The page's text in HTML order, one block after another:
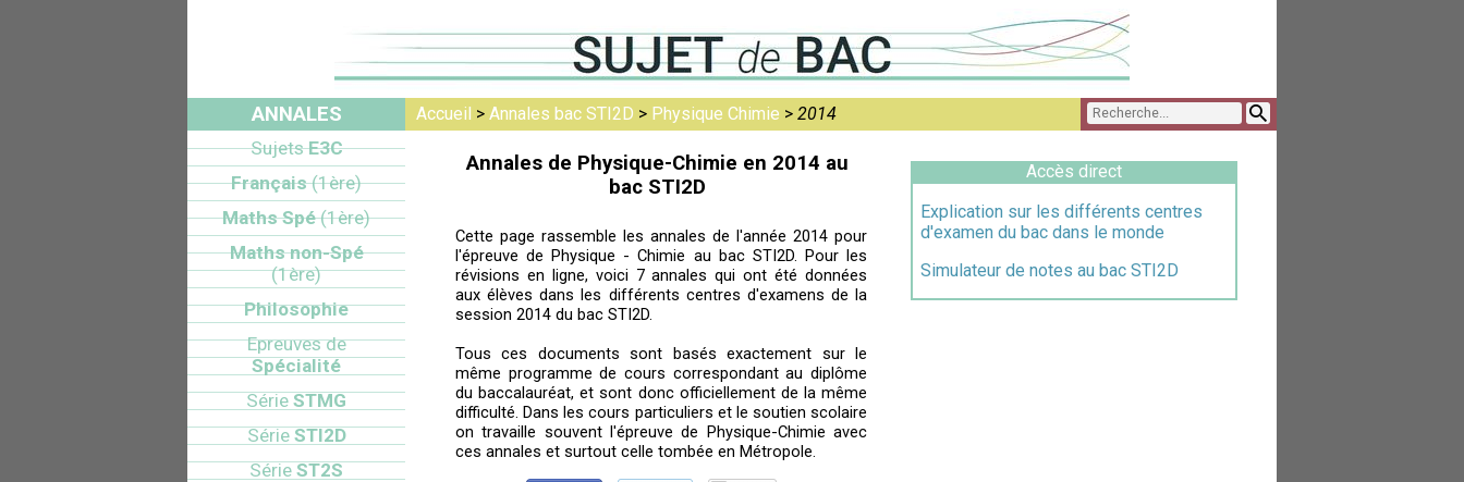
Accueil > Annales bac STI2D > Physique Chimie > 2014
Annales de Physique-Chimie en 2014 au
bac STI2D
Cette page rassemble les annales de l'année 2014 pour
l'épreuve de Physique - Chimie au bac STI2D. Pour les
révisions en ligne, voici 7 annales qui ont été données
aux élèves dans les différents centres d'examens de la
session 2014 du bac STI2D.
Tous ces documents sont basés exactement sur le
même programme de cours correspondant au diplôme
du baccalauréat, et sont donc officiellement de la même
difficulté. Dans les cours particuliers et le soutien scolaire
on travaille souvent l'épreuve de Physique-Chimie avec
ces annales et surtout celle tombée en Métropole.
Accès direct
Explication sur les différents centres
d'examen du bac dans le monde
Simulateur de notes au bac STI2D
ANNALES
SujetsE3C
Français(1ère)
Maths Spé(1ère)
Maths non-Spé
(1ère)
Philosophie
Epreuves de
Spécialité
Série STMG
SérieSTI2D
Série ST2S